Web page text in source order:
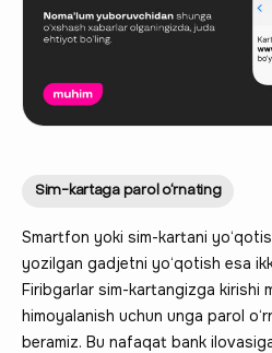
Sim-kartaga parol o‘rnating
Smartfon yoki sim-kartani
yozilgan gadjetni yo‘qotish esa
Firibgarlar sim-kartangizga kirishi
himoyalanish uchun unga parol
beramiz. Bu nafaqat bank